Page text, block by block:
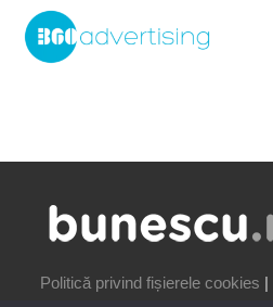
Politică privind fișierele cookies |